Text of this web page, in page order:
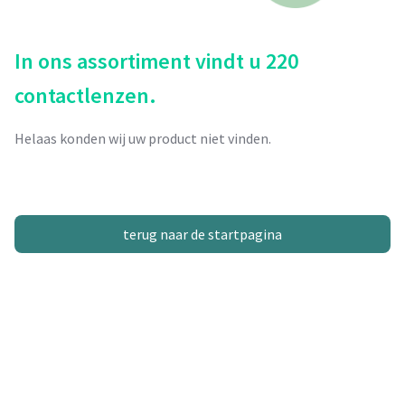
In ons assortiment vindt u 220
contactlenzen.
Helaas konden wij uw product niet vinden.
terug naar de startpagina